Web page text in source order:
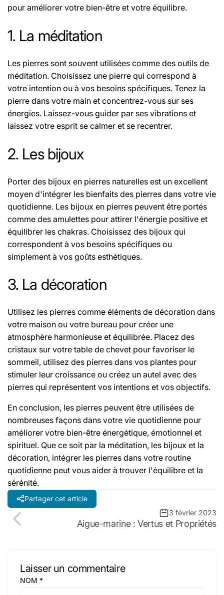
pour améliorer votre bien-être et votre équilibre.
1. La méditation
Les pierres sont souvent utilisées comme des outils de
méditation. Choisissez une pierre qui correspond à
votre intention ou à vos besoins spécifiques. Tenez la
pierre dans votre main et concentrez-vous sur ses
énergies. Laissez-vous guider par ses vibrations et
laissez votre esprit se calmer et se recentrer.
2. Les bijoux
Porter des bijoux en pierres naturelles est un excellent
moyen d'intégrer les bienfaits des pierres dans votre vie
quotidienne. Les bijoux en pierres peuvent être portés
comme des amulettes pour attirer l'énergie positive et
équilibrer les chakras. Choisissez des bijoux qui
correspondent à vos besoins spécifiques ou
simplement à vos goûts esthétiques.
3. La décoration
Utilisez les pierres comme éléments de décoration dans
votre maison ou votre bureau pour créer une
atmosphère harmonieuse et équilibrée. Placez des
cristaux sur votre table de chevet pour favoriser le
sommeil, utilisez des pierres dans vos plantes pour
stimuler leur croissance ou créez un autel avec des
pierres qui représentent vos intentions et vos objectifs.
En conclusion, les pierres peuvent être utilisées de
nombreuses façons dans votre vie quotidienne pour
améliorer votre bien-être énergétique, émotionnel et
spirituel. Que ce soit par la méditation, les bijoux et la
décoration, intégrer les pierres dans votre routine
quotidienne peut vous aider à trouver l'équilibre et la
sérénité.
Partager cet article
3 février 2023
Aigue-marine : Vertus et Propriétés
Laisser un commentaire
NOM *